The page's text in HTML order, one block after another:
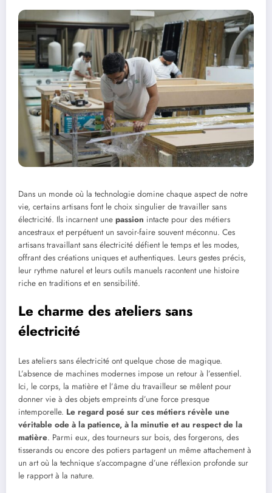
Dans un monde où la technologie domine chaque aspect de notre
vie, certains artisans font le choix singulier de travailler sans
électricité. Ils incarnent une passion intacte pour des métiers
ancestraux et perpétuent un savoir-faire souvent méconnu. Ces
artisans travaillant sans électricité défient le temps et les modes,
offrant des créations uniques et authentiques. Leurs gestes précis,
leur rythme naturel et leurs outils manuels racontent une histoire
riche en traditions et en sensibilité.
Le charme des ateliers sans
électricité
Les ateliers sans électricité ont quelque chose de magique.
L’absence de machines modernes impose un retour à l’essentiel.
Ici, le corps, la matière et l’âme du travailleur se mêlent pour
donner vie à des objets empreints d’une force presque
intemporelle. Le regard posé sur ces métiers révèle une
véritable ode à la patience, à la minutie et au respect de la
matière. Parmi eux, des tourneurs sur bois, des forgerons, des
tisserands ou encore des potiers partagent un même attachement à
un art où la technique s’accompagne d’une réflexion profonde sur
le rapport à la nature.